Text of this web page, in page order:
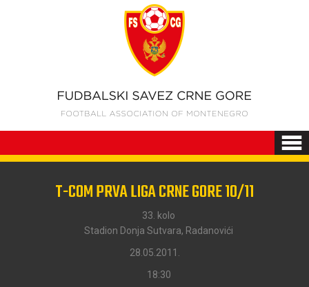
T-COM PRVA LIGA CRNE GORE 10/11
33. kolo
Stadion Donja Sutvara, Radanovići
28.05.2011.
18:30